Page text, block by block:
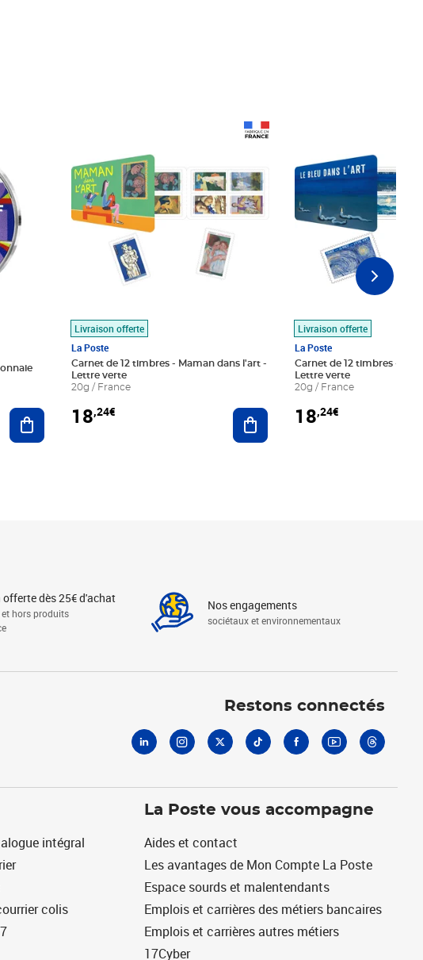
Ajouter au panier
Livraison offerte
La Poste
Carnet de 12 timbres - Maman dans l'art -
Lettre verte
20g / France
18,24€ Ajouter au panier
Livraison offerte
La Poste
Carnet de 12 timbres - Le
Lettre verte
20g / France
18,24€
dès 25€ d'achat
hors produits
Nos engagements
sociétaux et environnementaux
Restons connectés
intégral
colis
La Poste vous accompagne
Aides et contact
Les avantages de Mon Compte La Poste
Espace sourds et malentendants
Emplois et carrières des métiers bancaires
Emplois et carrières autres métiers
17Cyber